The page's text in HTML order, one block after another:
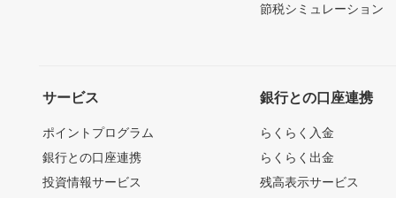
節税シミュレーション
サービス
ポイントプログラム
銀行との口座連携
投資情報サービス
銀行との口座連携
らくらく入金
らくらく出金
残高表示サービス